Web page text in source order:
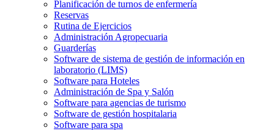
Planificación de turnos de enfermería
Reservas
Rutina de Ejercicios
Administración Agropecuaria
Guarderías
Software de sistema de gestión de información en
laboratorio (LIMS)
Software para Hoteles
Administración de Spa y Salón
Software para agencias de turismo
Software de gestión hospitalaria
Software para spa